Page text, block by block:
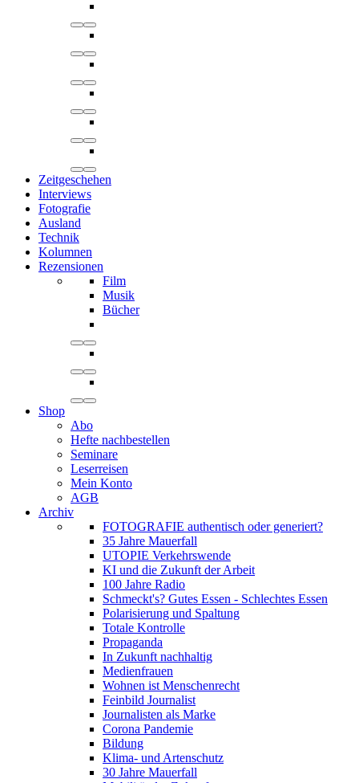
Zeitgeschehen
Interviews
Fotografie
Ausland
Technik
Kolumnen
Rezensionen
Film
Musik
Bücher
Shop
Abo
Hefte nachbestellen
Seminare
Leserreisen
Mein Konto
AGB
Archiv
FOTOGRAFIE authentisch oder generiert?
35 Jahre Mauerfall
UTOPIE Verkehrswende
KI und die Zukunft der Arbeit
100 Jahre Radio
Schmeckt's? Gutes Essen - Schlechtes Essen
Polarisierung und Spaltung
Totale Kontrolle
Propaganda
In Zukunft nachhaltig
Medienfrauen
Wohnen ist Menschenrecht
Feinbild Journalist
Journalisten als Marke
Corona Pandemie
Bildung
Klima- und Artenschutz
30 Jahre Mauerfall